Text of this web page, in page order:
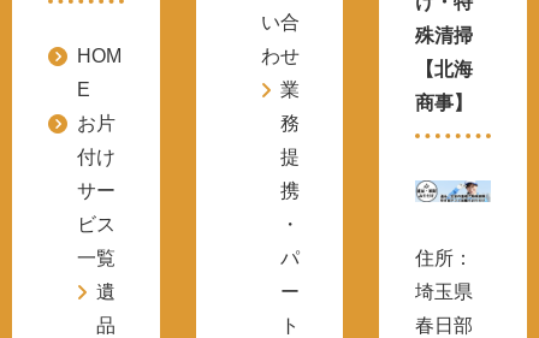
HOM
E
お片
付け
サー
ビス
一覧
遺
品
い合
わせ
業
務
提
携
・
パ
ー
ト
殊清掃
【北海
商事】
住所：
埼玉県
春日部